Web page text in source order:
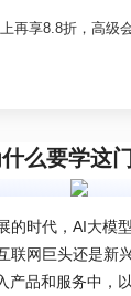
再享8.8折，高级
么要学这
的时代，AI大模
联网巨头还是新
产品和服务中，